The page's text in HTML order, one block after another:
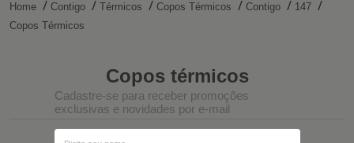
Home Contigo Térmicos Copos Térmicos Contigo
147
Copos Térmicos
copos térmicos
Cadastre-se para receber promoções
exclusivas e novidades por e-mail